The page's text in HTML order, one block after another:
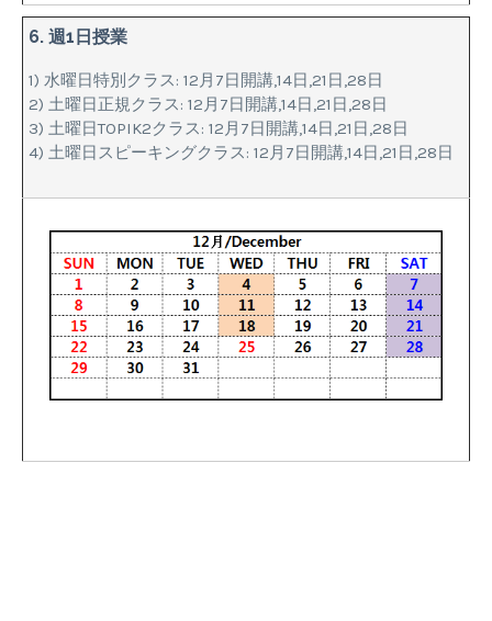
6. 週1日授業
1) 水曜日特別クラス: 12月7日開講,14日,21日,28日
2) 土曜日正規クラス: 12月7日開講,14日,21日,28日
3) 土曜日TOPIK2クラス: 12月7日開講,14日,21日,28日
4) 土曜日スピーキングクラス: 12月7日開講,14日,21日,28日